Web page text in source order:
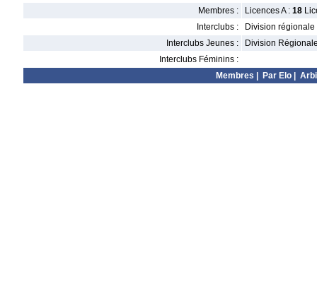
Membres :
Licences A : 18
Interclubs :
Division régionale
Interclubs Jeunes :
Division
Interclubs Féminins :
Membres
Par Elo